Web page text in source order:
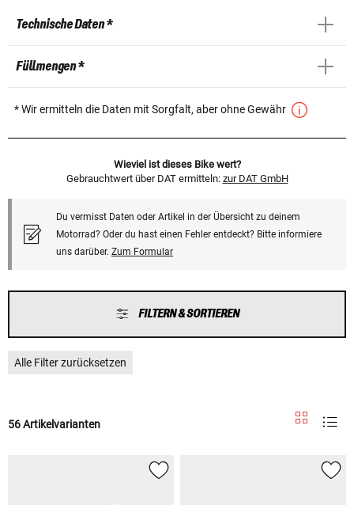
Technische Daten *
Füllmengen *
* Wir ermitteln die Daten mit Sorgfalt, aber ohne Gewähr
Wieviel ist dieses Bike wert?
Gebrauchtwert über DAT ermitteln: zur DAT GmbH
Du vermisst Daten oder Artikel in der Übersicht zu deinem
Motorrad? Oder du hast einen Fehler entdeckt? Bitte informiere
uns darüber. Zum Formular
FILTERN & SORTIEREN
Alle Filter zurücksetzen
56 Artikelvarianten